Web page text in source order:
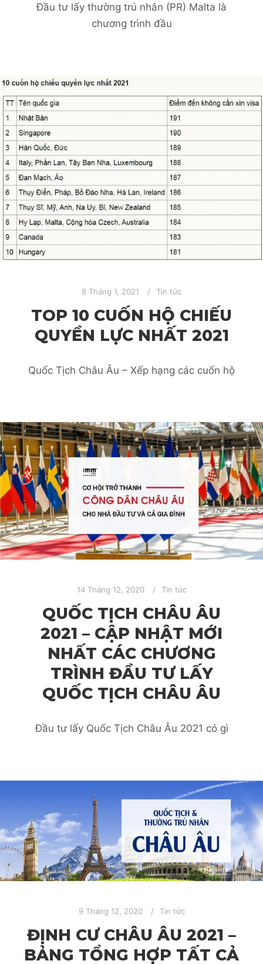
Đầu tư lấy thường trú nhân (PR) Malta là
chương trình đầu
8 Tháng 1, 2021 Tin tức
TOP 10 CUỐN HỘ CHIẾU
QUYỀN LỰC NHẤT 2021
Quốc Tịch Châu Âu – Xếp hạng các cuốn hộ
14 Tháng 12, 2020 Tin tức
QUỐC TỊCH CHÂU ÂU
2021 – CẬP NHẬT MỚI
NHẤT CÁC CHƯƠNG
TRÌNH ĐẦU TƯ LẤY
QUỐC TỊCH CHÂU ÂU
Đầu tư lấy Quốc Tịch Châu Âu 2021 có gì
9 Tháng 12, 2020 Tin tức
ĐỊNH CƯ CHÂU ÂU 2021 –
BẢNG TỔNG HỢP TẤT CẢ